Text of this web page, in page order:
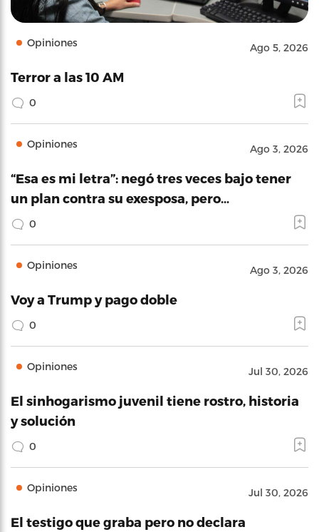
Opiniones Ago 5, 2026
Terror a las 10 AM
0
Opiniones Ago 3, 2026
“Esa es mi letra”: negó tres veces bajo tener
un plan contra su exesposa, pero…
0
Opiniones Ago 3, 2026
Voy a Trump y pago doble
0
Opiniones Jul 30, 2026
El sinhogarismo juvenil tiene rostro, historia
y solución
0
Opiniones Jul 30, 2026
El testigo que graba pero no declara